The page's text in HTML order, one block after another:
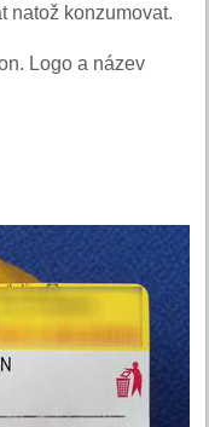
natož konzumovat.
Logo a název